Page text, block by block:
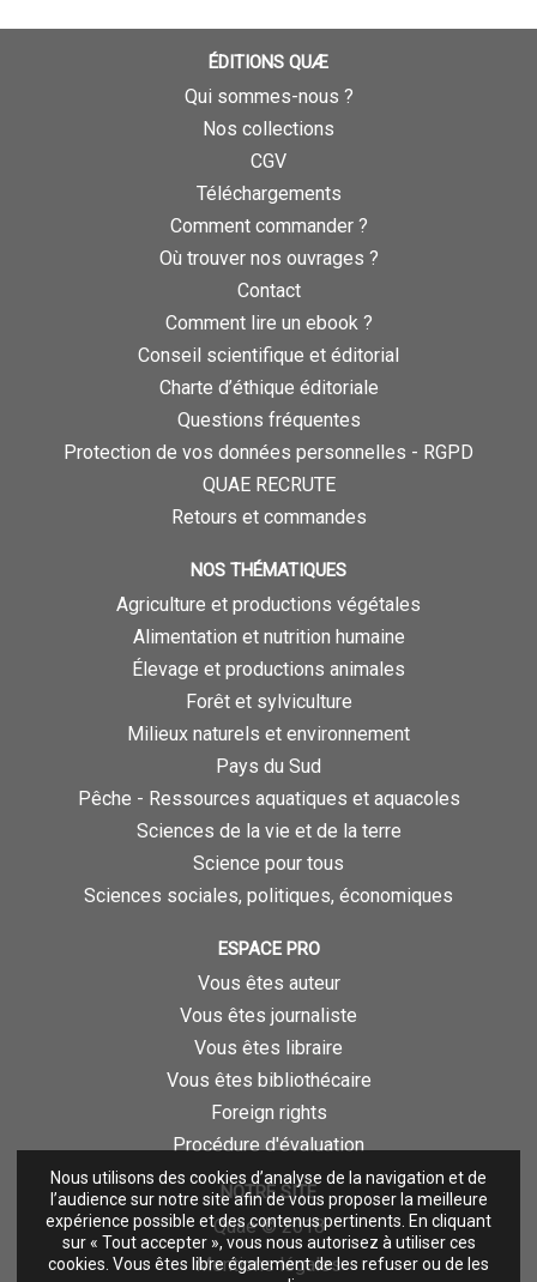
Nous utilisons des cookies d’analyse de la navigation et de
l’audience sur notre site afin de vous proposer la meilleure
expérience possible et des contenus pertinents. En cliquant
sur « Tout accepter », vous nous autorisez à utiliser ces
cookies. Vous êtes libre également de les refuser ou de les
ÉDITIONS QUÆ
Qui sommes-nous ?
Nos collections
CGV
Téléchargements
Comment commander ?
Où trouver nos ouvrages ?
Contact
Comment lire un ebook ?
Conseil scientifique et éditorial
Charte d’éthique éditoriale
Questions fréquentes
Protection de vos données personnelles - RGPD
QUAE RECRUTE
Retours et commandes
NOS THÉMATIQUES
Agriculture et productions végétales
Alimentation et nutrition humaine
Élevage et productions animales
Forêt et sylviculture
Milieux naturels et environnement
Pays du Sud
Pêche - Ressources aquatiques et aquacoles
Sciences de la vie et de la terre
Science pour tous
Sciences sociales, politiques, économiques
ESPACE PRO
Vous êtes auteur
Vous êtes journaliste
Vous êtes libraire
Vous êtes bibliothécaire
Foreign rights
Procédure d'évaluation
NOTRE SITE
Quae © 2018
Mentions légales